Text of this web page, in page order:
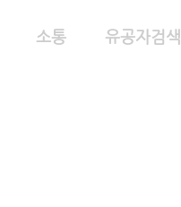
소통 유공자검색